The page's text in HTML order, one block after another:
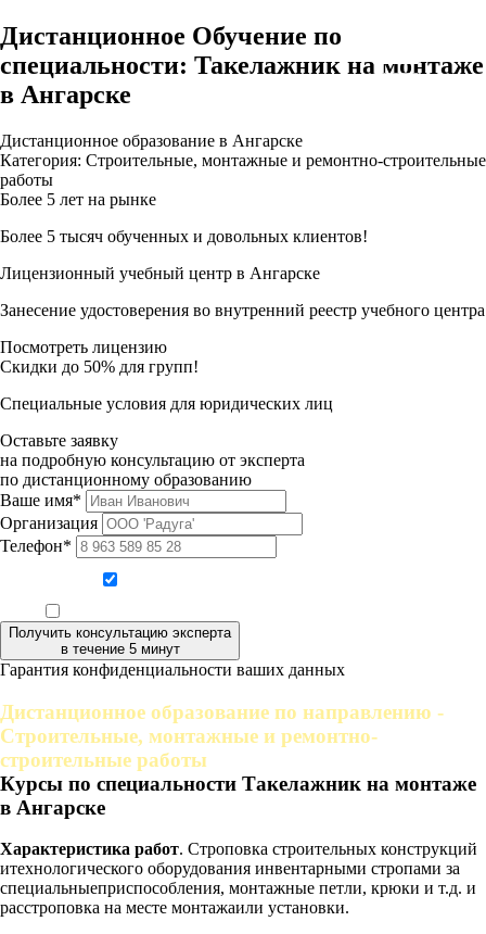
Дистанционное Обучение по
специальности: Такелажник на монтаже
в Ангарске
Дистанционное образование в Ангарске
Категория: Строительные, монтажные и ремонтно-строительные
работы
Более 5 лет на рынке
Более 5 тысяч обученных и довольных клиентов!
Лицензионный учебный центр в Ангарске
Занесение удостоверения во внутренний реестр учебного центра
Посмотреть лицензию
Скидки до 50% для групп!
Специальные условия для юридических лиц
Оставьте заявку
на подробную консультацию от эксперта
по дистанционному образованию
Ваше имя*
Организация
Телефон*
Получить консультацию эксперта
в течение 5 минут
Гарантия конфиденциальности ваших данных
Дистанционное образование по направлению -
Строительные, монтажные и ремонтно-
строительные работы
Курсы по специальности Такелажник на монтаже
в Ангарске
Характеристика работ. Строповка строительных конструкций
итехнологического оборудования инвентарными стропами за
специальныеприспособления, монтажные петли, крюки и т.д. и
расстроповка на месте монтажаили установки.